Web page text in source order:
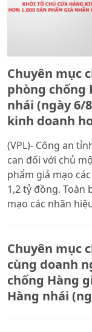
Chuyên mục
phòng chống
nhái (ngày 6/
kinh doanh
hiệu nổi tiếng
(VPL)- Công an
can đối với chủ
phẩm giả mạo
1,2 tỷ đồng. Toàn
mạo các nhãn
Chuyên mục
cùng doanh
chống Hàng
Hàng nhái